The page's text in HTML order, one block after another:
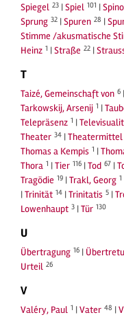
Spiegel 23 |Spiel 101 |
Sprung 32 |Spuren 28 |
Stimme /akusmatische
Heinz 1 |Straße 22 |
T
Taizé, Gemeinschaft von 6 |
Tarkowskij, Arsenij 1 |
Telepräsenz 1 |
Theater 34 |Theatermittel
Thomas a Kempis 1 |
Thora 1 |Tier 116 |Tod 67 |
Tragödie 19 |Trakl, Georg 1
|Trinität 14 |Trinitatis 5 |
Lowenhaupt 3 |Tür 130
U
Übertragung 16 |
Urteil 26
V
Valéry, Paul 1 |Vater 48 |